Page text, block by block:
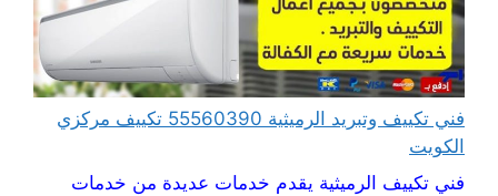
فني تكييف وتبريد الرميثية 55560390 تكييف مركزي
الكويت
فني تكييف الرميثية يقدم خدمات عديدة من خدمات